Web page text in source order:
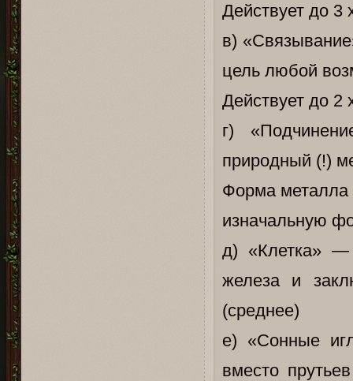
Действует до 3
в)
цель любой
Действует до 2
г)
природный (!)
Форма металла
изначальную
д) «Клетка» —
железа и
(среднее)
е) «Сонные
вместо